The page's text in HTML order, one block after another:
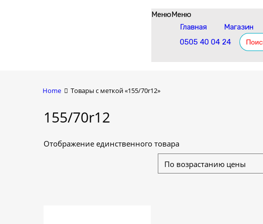
Skip
МенюМеню
Главная
Магазин
0505 40 04 24
Search
for:
Home Товары с меткой «155/70r12»
155/70r12
Отображение единственного товара